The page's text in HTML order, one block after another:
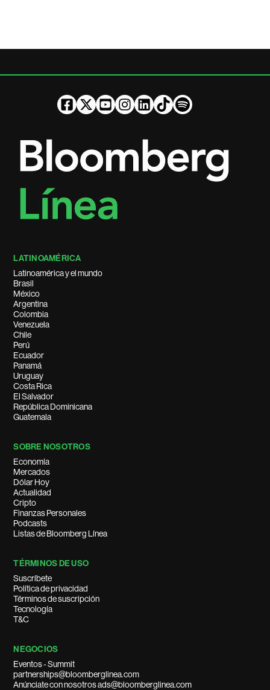
LATINOAMÉRICA
Latinoamérica y el mundo
Brasil
México
Argentina
Colombia
Venezuela
Chile
Perú
Ecuador
Panamá
Uruguay
Costa Rica
El Salvador
República Dominicana
Guatemala
SOBRE NOSOTROS
Economía
Mercados
Dólar Hoy
Actualidad
Cripto
Finanzas Personales
Podcasts
Listas de Bloomberg Línea
TÉRMINOS DE USO
Suscríbete
Política de privacidad
Términos de suscripción
Tecnología
T&C
NEGOCIOS
Eventos - Summit
partnerships@bloomberglinea.com
Anúnciate con nosotros ads@bloomberglinea.com